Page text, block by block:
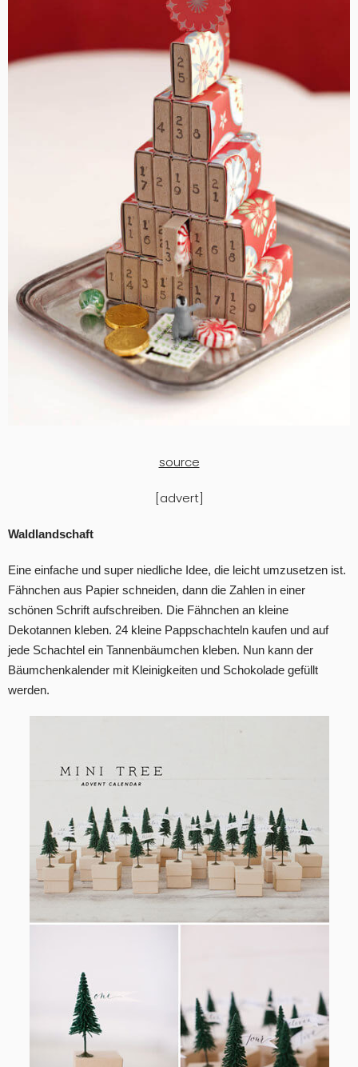
source
[advert]
Waldlandschaft
Eine einfache und super niedliche Idee, die leicht umzusetzen ist.
Fähnchen aus Papier schneiden, dann die Zahlen in einer
schönen Schrift aufschreiben. Die Fähnchen an kleine
Dekotannen kleben. 24 kleine Pappschachteln kaufen und auf
jede Schachtel ein Tannenbäumchen kleben. Nun kann der
Bäumchenkalender mit Kleinigkeiten und Schokolade gefüllt
werden.